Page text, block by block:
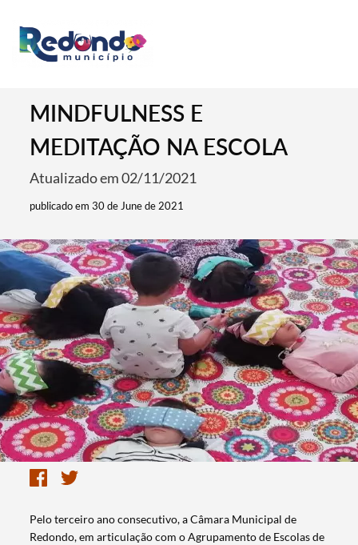
MINDFULNESS E
MEDITAÇÃO NA ESCOLA
Atualizado em 02/11/2021
publicado em 30 de June de 2021
Pelo terceiro ano consecutivo, a Câmara Municipal de
Redondo, em articulação com o Agrupamento de Escolas de